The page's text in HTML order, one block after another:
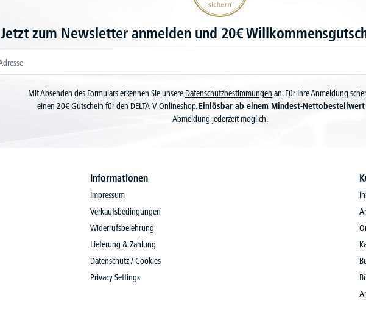
Jetzt zum Newsletter anmelden und 20€
Mit Absenden des Formulars erkennen Sie unsere Datenschutzbestimmungen an. Für Ihre Anmeldung
einen 20€ Gutschein für den DELTA-V Onlineshop.Einlösbar ab einem Mindest-Nettobestellwert
Abmeldung jederzeit möglich.
Informationen
Impressum
Verkaufsbedingungen
Widerrufsbelehrung
Lieferung & Zahlung
Datenschutz / Cookies
Privacy Settings